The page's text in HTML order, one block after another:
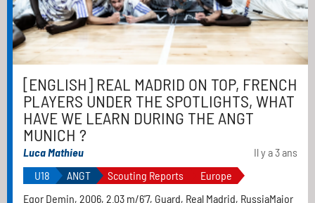
[ENGLISH] REAL MADRID ON TOP, FRENCH
PLAYERS UNDER THE SPOTLIGHTS, WHAT
HAVE WE LEARN DURING THE ANGT
MUNICH ?
Luca Mathieu
Il y a 3 ans
U18
ANGT Scouting Reports
Europe
Egor Demin, 2006, 2.03 m/6'7, Guard, Real Madrid, RussiaMajor